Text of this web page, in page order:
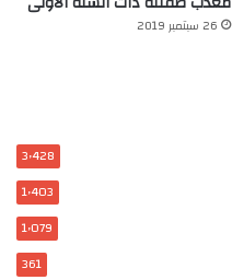
26 سبتمبر 2019
3٬428
1٬403
1٬079
361